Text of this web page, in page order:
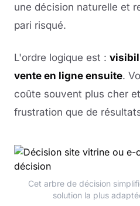
une décision naturelle et
pari risqué.
L'ordre logique est :
vente en ligne ensuite.
coûte souvent plus cher et
frustration que de
Cet arbre de décision
solution la plus